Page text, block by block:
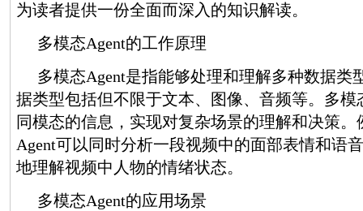
为读者提供一份全面而深入的知识解读。
多模态Agent的工作原理
多模态Agent是指能够处理和理解多种数据类
据类型包括但不限于文本、图像、音频等。多模
同模态的信息，实现对复杂场景的理解和决策
Agent可以同时分析一段视频中的面部表情和语
地理解视频中人物的情绪状态。
多模态Agent的应用场景